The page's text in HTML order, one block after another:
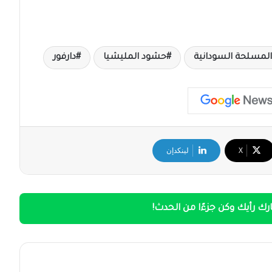
السودانية حشود المليشيا دارفور
‫X لينكدإن
رأيك وكن جزءًا من الحدث!